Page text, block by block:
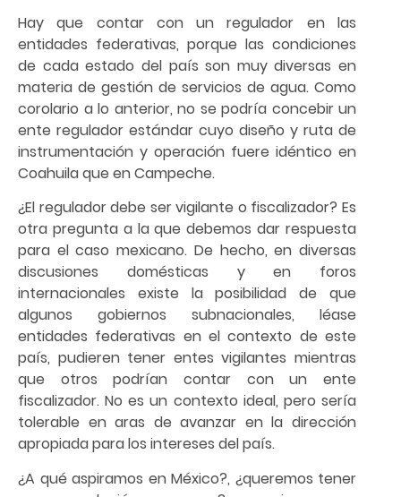
Hay que contar con un regulador en las
entidades federativas, porque las condiciones
de cada estado del país son muy diversas en
materia de gestión de servicios de agua. Como
corolario a lo anterior, no se podría concebir un
ente regulador estándar cuyo diseño y ruta de
instrumentación y operación fuere idéntico en
Coahuila que en Campeche.
¿El regulador debe ser vigilante o fiscalizador? Es
otra pregunta a la que debemos dar respuesta
para el caso mexicano. De hecho, en diversas
discusiones domésticas y en foros
internacionales existe la posibilidad de que
algunos gobiernos subnacionales, léase
entidades federativas en el contexto de este
país, pudieren tener entes vigilantes mientras
que otros podrían contar con un ente
fiscalizador. No es un contexto ideal, pero sería
tolerable en aras de avanzar en la dirección
apropiada para los intereses del país.
¿A qué aspiramos en México?, ¿queremos tener